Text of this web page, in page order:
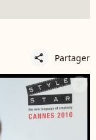
share Partager